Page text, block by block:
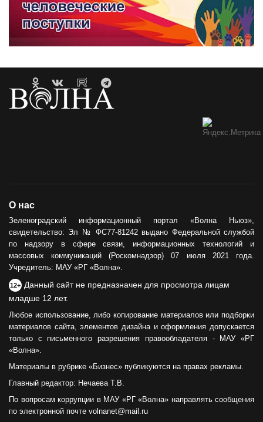
О нас
Зеленоградский информационный портал «Волна Ньюз»,
свидетельство: Эл № ФС77-81242 выдано Федеральной службой
по надзору в сфере связи, информационных технологий и
массовых коммуникаций (Роскомнадзор) 07 июля 2021 года.
Учредитель: МАУ «РГ «Волна».
12+ Данный сайт не предназначен для просмотра лицам
младше 12 лет.
Любое использование, либо копирование материалов или подборки
материалов сайта, элементов дизайна и оформления допускается
только с письменного разрешения правообладателя - МАУ «РГ
«Волна».
Материалы в рубрике «Бизнес» публикуются на правах рекламы.
Главный редактор: Нечаева Т.В.
По вопросам коррупции в МАУ «РГ «Волна» направлять сообщения
по электронной почте volnanet@mail.ru